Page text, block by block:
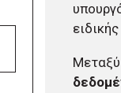
Μεταξύ